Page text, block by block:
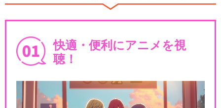
快適・便利にアニメを視
聴！